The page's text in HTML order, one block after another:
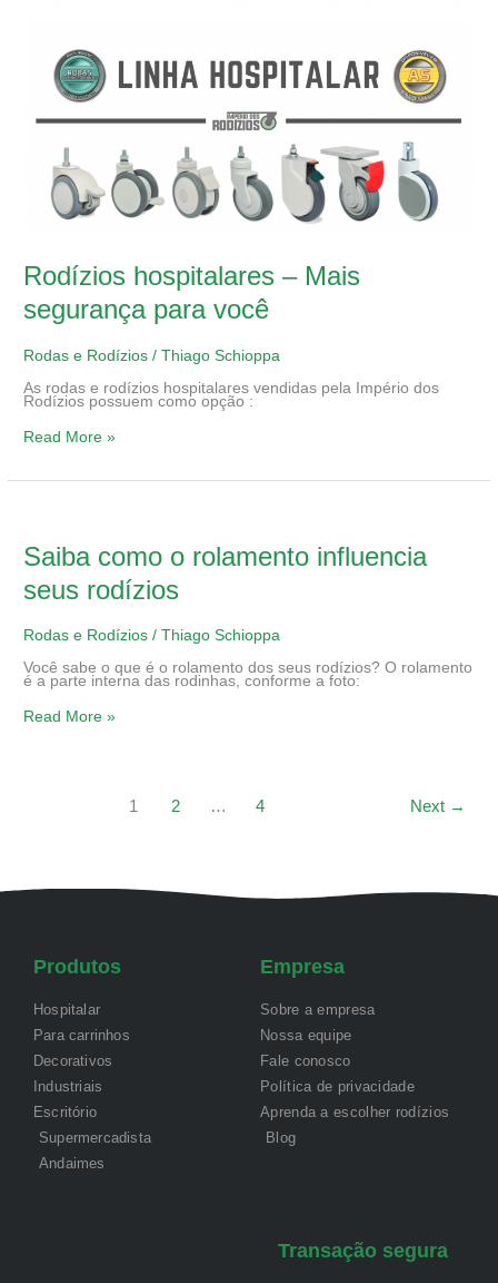
Rodízios hospitalares – Mais
segurança para você
Rodas e Rodízios /Thiago Schioppa
As rodas e rodízios hospitalares vendidas pela Império dos
Rodízios possuem como opção :
segurança
para
você
Read More »
Saiba como o rolamento influencia
seus rodízios
Rodas e Rodízios /Thiago Schioppa
Você sabe o que é o rolamento dos seus rodízios? O rolamento
é a parte interna das rodinhas, conforme a foto:
rolamento
influencia
rodízios
Read More »
1 2 … 4 Next →
Produtos
Hospitalar
Para carrinhos
Decorativos
Industriais
Escritório
Supermercadista
Andaimes
Empresa
Sobre a empresa
Nossa equipe
Fale conosco
Política de privacidade
Aprenda a escolher rodízios
Blog
Transação segura